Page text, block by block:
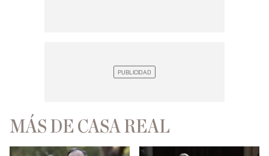
MÁS DE CASA REAL